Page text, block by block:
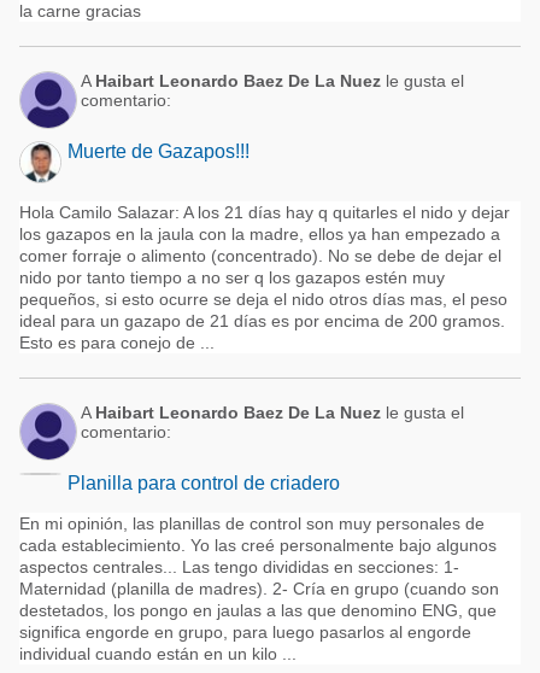
la carne gracias
A Haibart Leonardo Baez De La Nuez le gusta el
comentario:
Muerte de Gazapos!!!
Hola Camilo Salazar: A los 21 días hay q quitarles el nido y dejar
los gazapos en la jaula con la madre, ellos ya han empezado a
comer forraje o alimento (concentrado). No se debe de dejar el
nido por tanto tiempo a no ser q los gazapos estén muy
pequeños, si esto ocurre se deja el nido otros días mas, el peso
ideal para un gazapo de 21 días es por encima de 200 gramos.
Esto es para conejo de ...
A Haibart Leonardo Baez De La Nuez le gusta el
comentario:
Planilla para control de criadero
En mi opinión, las planillas de control son muy personales de
cada establecimiento. Yo las creé personalmente bajo algunos
aspectos centrales... Las tengo divididas en secciones: 1-
Maternidad (planilla de madres). 2- Cría en grupo (cuando son
destetados, los pongo en jaulas a las que denomino ENG, que
significa engorde en grupo, para luego pasarlos al engorde
individual cuando están en un kilo ...